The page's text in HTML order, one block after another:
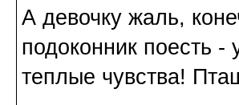
А девочку жаль,
подоконник поесть
теплые чувства!